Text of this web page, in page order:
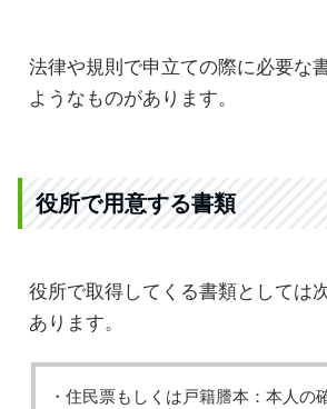
法律や規則で申立ての際に必要な
ようなものがあります。
役所で用意する書類
役所で取得してくる書類としては
あります。
・住民票もしくは戸籍謄本：本人の